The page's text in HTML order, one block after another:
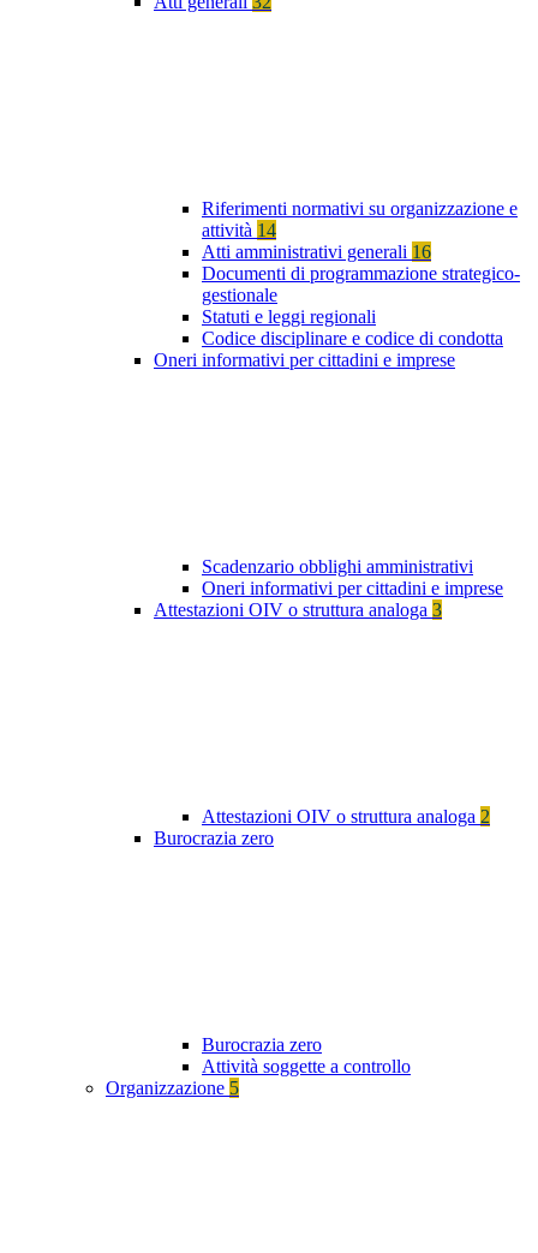
Riferimenti normativi su organizzazione e
attività 14
Atti amministrativi generali 16
Documenti di programmazione strategico-
gestionale
Statuti e leggi regionali
Codice disciplinare e codice di condotta
Oneri informativi per cittadini e imprese
Scadenzario obblighi amministrativi
Oneri informativi per cittadini e imprese
Attestazioni OIV o struttura analoga 3
Attestazioni OIV o struttura analoga 2
Burocrazia zero
Burocrazia zero
Attività soggette a controllo
Organizzazione 5